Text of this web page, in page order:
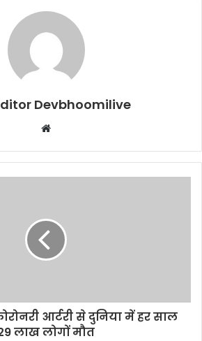
Devbhoomilive
Website
आर्टरी से दुनिया में हर साल
लाख लोगों मौत